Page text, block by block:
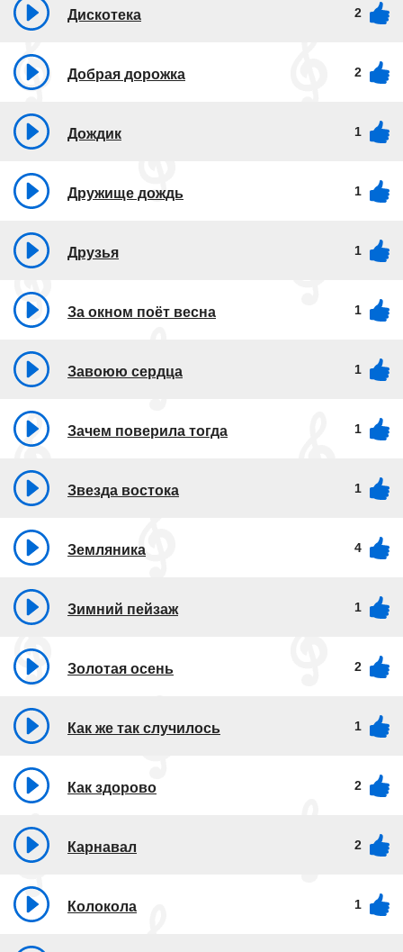
Дискотека 2
Добрая дорожка 2
Дождик 1
Дружище дождь 1
Друзья 1
За окном поёт весна 1
Завоюю сердца 1
Зачем поверила тогда 1
Звезда востока 1
Земляника 4
Зимний пейзаж 1
Золотая осень 2
Как же так случилось 1
Как здорово 2
Карнавал 2
Колокола 1